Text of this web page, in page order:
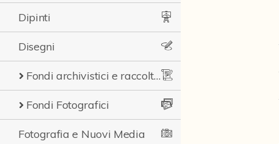
Dipinti
Disegni
Fondi archivistici e raccolte documentarie
Fondi Fotografici
Fotografia e Nuovi Media